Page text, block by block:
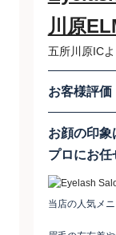
川原
五所川原IC
お客様評価
お顔の印
プロにお
当店の人気メ